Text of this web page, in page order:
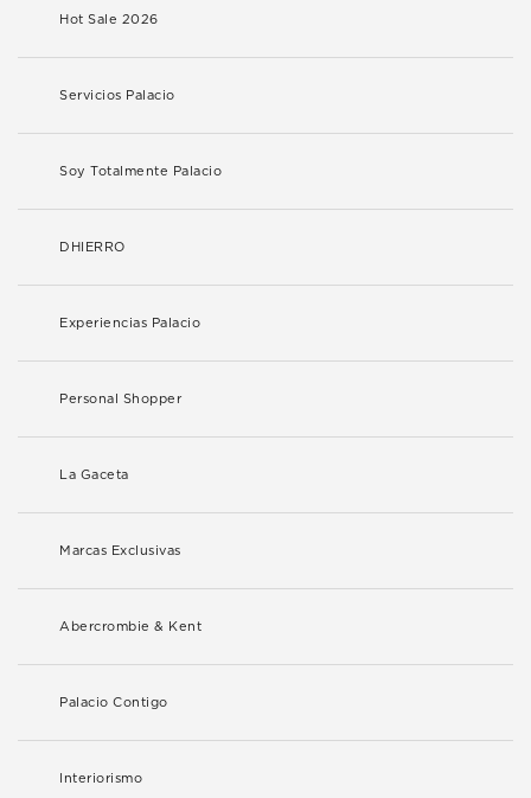
Hot Sale 2026
Servicios Palacio
Soy Totalmente Palacio
DHIERRO
Experiencias Palacio
Personal Shopper
La Gaceta
Marcas Exclusivas
Abercrombie & Kent
Palacio Contigo
Interiorismo